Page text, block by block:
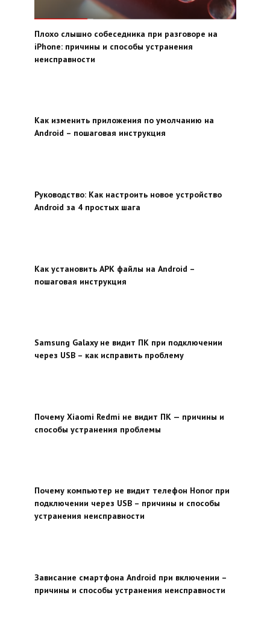
Плохо слышно собеседника при разговоре на
iPhone: причины и способы устранения
неисправности
Как изменить приложения по умолчанию на
Android – пошаговая инструкция
Руководство: Как настроить новое устройство
Android за 4 простых шага
Как установить APK файлы на Android –
пошаговая инструкция
Samsung Galaxy не видит ПК при подключении
через USB – как исправить проблему
Почему Xiaomi Redmi не видит ПК — причины и
способы устранения проблемы
Почему компьютер не видит телефон Honor при
подключении через USB – причины и способы
устранения неисправности
Зависание смартфона Android при включении –
причины и способы устранения неисправности